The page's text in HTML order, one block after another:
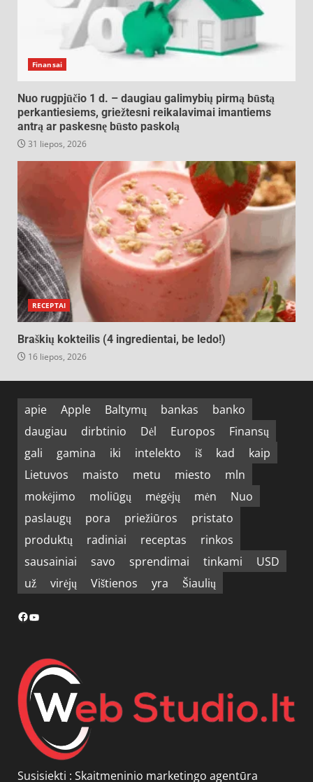
Finansai
Nuo rugpjūčio 1 d. – daugiau galimybių pirmą būstą
perkantiesiems, griežtesni reikalavimai imantiems
antrą ar paskesnę būsto paskolą
31 liepos, 2026
RECEPTAI
Braškių kokteilis (4 ingredientai, be ledo!)
16 liepos, 2026
apie Apple Baltymų bankas
banko
daugiau
dirbtinio Dėl Europos
Finansų
gali
gamina iki intelekto iš kad
kaip
Lietuvos
maisto metu miesto
mln
mokėjimo
moliūgų mėgėjų mėn
Nuo
paslaugų
pora priežiūros
pristato
produktų
radiniai receptas
rinkos
sausainiai
savo sprendimai tinkami
USD
už
virėjų Vištienos yra Šiaulių
Facebook
YouTube
Susisiekti : Skaitmeninio marketingo agentūra